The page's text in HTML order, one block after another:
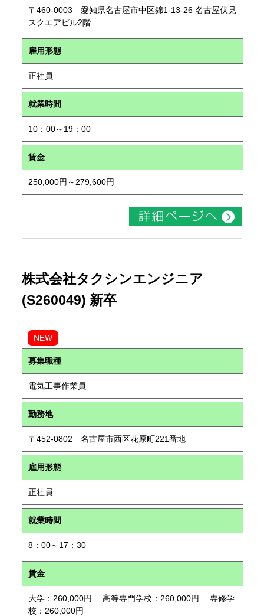
〒460-0003 愛知県名古屋市中区錦1-13-26 名古屋伏見
スクエアビル2階
雇用形態
正社員
就業時間
10：00～19：00
賃金
250,000円～279,600円
株式会社タクシンエンジニア
(S260049) 新卒
NEW
募集職種
電気工事作業員
勤務地
〒452-0802 名古屋市西区花原町221番地
雇用形態
正社員
就業時間
8：00～17：30
賃金
大学：260,000円 高等専門学校：260,000円 専修学
校：260,000円